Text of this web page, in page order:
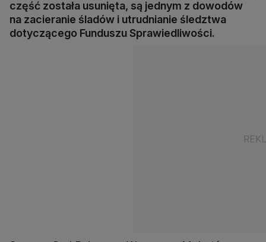
część została usunięta, są jednym z dowodów
na zacieranie śladów i utrudnianie śledztwa
dotyczącego Funduszu Sprawiedliwości.